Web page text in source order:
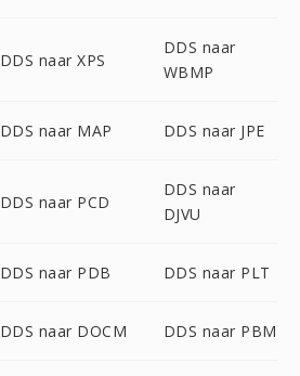
DDS naar XPS
DDS naar
WBMP
DDS naar MAP DDS naar JPE
DDS naar PCD
DDS naar
DJVU
DDS naar PDB DDS naar PLT
DDS naar DOCM DDS naar PBM